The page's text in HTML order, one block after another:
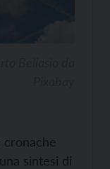
sintesi di